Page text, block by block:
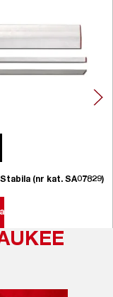
(nr kat. SA07829)